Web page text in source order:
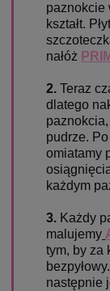
paznokcie
kształt.
nałóż
2. Teraz
dlatego
pudrze.
omiatamy
każdym
3. Każdy
malujemy
tym, by za
następnie